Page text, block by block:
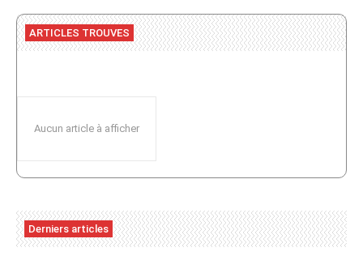
ARTICLES TROUVES
Aucun article à afficher
Derniers articles